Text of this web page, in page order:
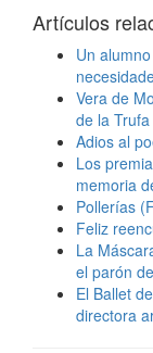
Artículos
Un
Vera de
de la
Adios al
Los
memoria
Pollerías
Feliz
La
el parón
El Ballet
directora